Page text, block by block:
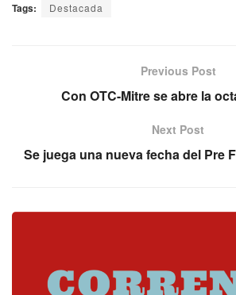
Tags: Destacada
Previous Post
Con OTC-Mitre se abre la
Next Post
Se juega una nueva fecha del Pre